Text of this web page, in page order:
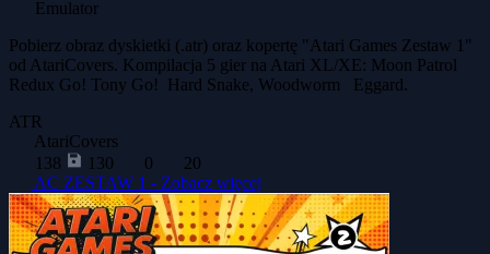
Emulator
Pobierz obraz dyskietki (.atr) oraz kopertę "Atari Games Zestaw 1"
od AtariCovers. Kompilacja 5 gier na Atari XL/XE: Moon Patrol
Redux Go! Tony Go! Hard Snake, Woodworm Eggard.
ATR
AtariCovers
138
130 0
20
AC ZESTAW 1 - Zobacz więcej